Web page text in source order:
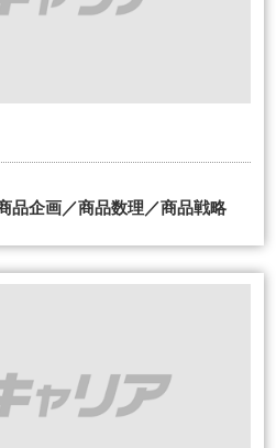
品企画／商品数理／商品戦略